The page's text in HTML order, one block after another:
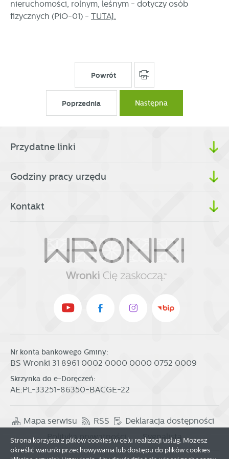
nieruchomości, rolnym, leśnym - dotyczy osób
fizycznych (PiO-01) - TUTAJ.
Powrót
Poprzednia Następna
Przydatne linki
Godziny pracy urzędu
Kontakt
Nr konta bankowego Gminy:
BS Wronki 31 8961 0002 0000 0000 0752 0009
Skrzynka do e-Doręczeń:
AE:PL-33251-86350-BACGE-22
Mapa serwisu RSS
Deklaracja dostępności
Polityka prywatności
Sygnalista
Strona korzysta z plików cookies w celu realizacji usług. Możesz
określić warunki przechowywania lub dostępu do plików cookies
partnerami oraz innych dostawców usług. Firmy te działają
w charakterze pośredników prezentujących nasze treści w
postaci wiadomości, ofert, komunikatów mediów